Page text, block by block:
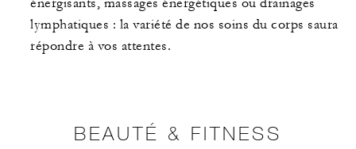
énergisants, massages énergétiques ou drainages
lymphatiques : la variété de nos soins du corps saura
répondre à vos attentes.
BEAUTÉ & FITNESS